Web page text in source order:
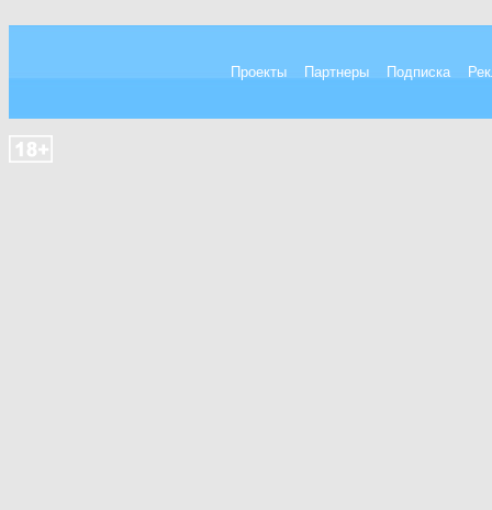
Проекты Партнеры Подписка